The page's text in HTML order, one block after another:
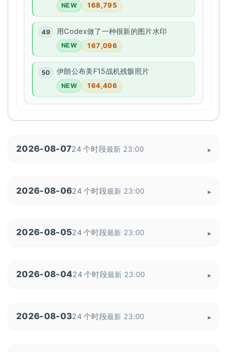
NEW 168,795
用Codex做了一种很新的图片水印
NEW 167,096
伊朗公布美F15战机残骸照片
NEW 164,406
2026-08-0724 个时段最新 23:00
2026-08-0624 个时段最新 23:00
2026-08-0524 个时段最新 23:00
2026-08-0424 个时段最新 23:00
2026-08-0324 个时段最新 23:00